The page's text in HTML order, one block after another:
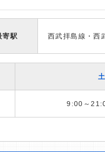
寄駅 西武拝島線・西
9:00～